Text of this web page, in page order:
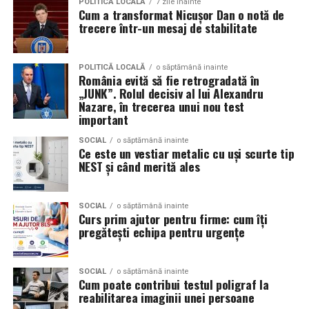
Mercedes-Benz;
Volkswagen;
Audi;
Skoda;
Seat;
Porsche;
Opel;
Ford;
Renault și altele.
Compatibilitatea exactă trebuie verificată întotdeauna
în manualul vehiculului sau în documentația tehnică a
producătorului.
Este potrivit pentru motoarele diesel?
Da.
câștiga aprecierea publicului.
Aceasta nu doar că îmbunătățește percepția față de
eveniment, dar poate și atrage mai mulți participanți
care sunt interesați de susținerea unor cauze ecologice.
Promovând un eveniment “verde”, organizatorii pot
atrage atenția asupra angajamentului față de protejarea
mediului și față de responsabilitatea socială.
Participanții vor aprecia cu siguranță faptul că
organizatorii au ales să adopte soluții care protejează
natura. De asemenea, acest lucru poate contribui la
creșterea reputației evenimentului și la creșterea
numărului de participanți în edițiile viitoare.
Confortul participanților
Deși un eveniment verde presupune economii de costuri
și un impact pozitiv asupra mediului, nu trebuie să se
Cum a transformat Nicușor Dan o notă de
trecere într-un mesaj de stabilitate
POLITICĂ LOCALĂ o săptămână inainte
România evită să fie retrogradată în
„JUNK”. Rolul decisiv al lui Alexandru
Nazare, în trecerea unui nou test
important
SOCIAL o săptămână inainte
Ce este un vestiar metalic cu uși scurte tip
NEST și când merită ales
SOCIAL o săptămână inainte
Curs prim ajutor pentru firme: cum îți
pregătești echipa pentru urgențe
SOCIAL o săptămână inainte
Cum poate contribui testul poligraf la
reabilitarea imaginii unei persoane